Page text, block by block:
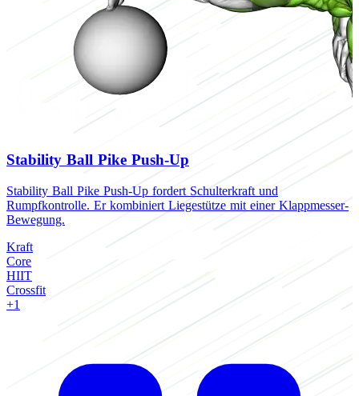
Stability Ball Pike Push-Up
Stability Ball Pike Push-Up fordert Schulterkraft und
Rumpfkontrolle. Er kombiniert Liegestütze mit einer Klappmesser-
Bewegung.
Kraft
Core
HIIT
Crossfit
+1